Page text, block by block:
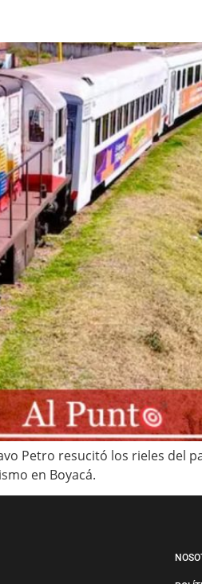
Petro resucitó los rieles del
en Boyacá.